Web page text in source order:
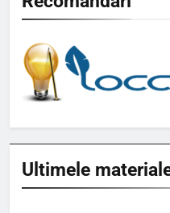
Ultimele